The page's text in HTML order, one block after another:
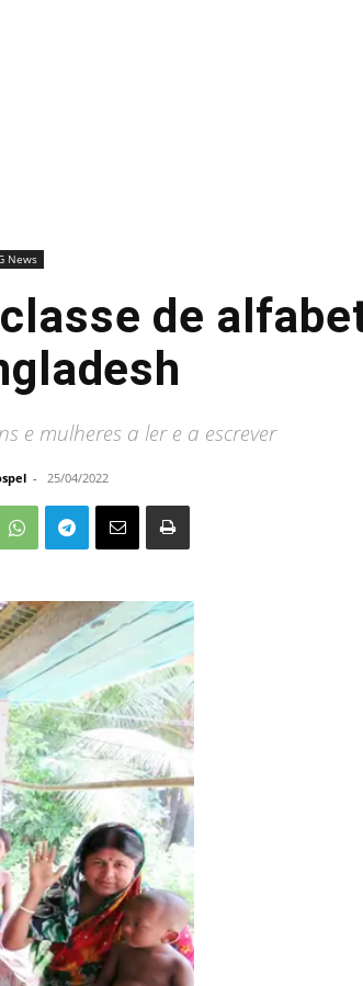
News
de
e mulheres a ler e a escrever
- 25/04/2022